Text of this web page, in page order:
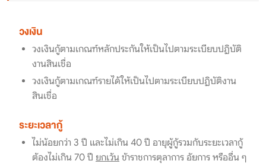
วงเงิน
วงเงินกู้ตามเกณฑ์หลักประกันให้เป็นไปตามระเบียบปฏิบัติ
งานสินเชื่อ
วงเงินกู้ตามเกณฑ์รายได้ให้เป็นไปตามระเบียบปฏิบัติงาน
สินเชื่อ
ระยะเวลากู้
ไม่น้อยกว่า 3 ปี และไม่เกิน 40 ปี อายุผู้กู้รวมกับระยะเวลากู้
ต้องไม่เกิน 70 ปี ยกเว้น ข้าราชการตุลาการ อัยการ หรืออื่น ๆ